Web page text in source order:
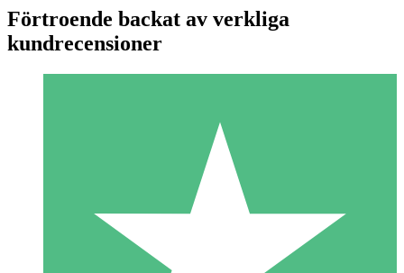
Individuella Kreditpaket
Betala per användning med nedladdningskrediter. Inget
Förtroende backat av verkliga
kundrecensioner